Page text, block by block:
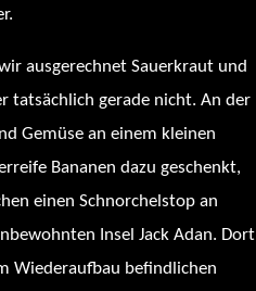
ausgerechnet Sauerkraut und
tatsächlich gerade nicht. An der
Gemüse an einem kleinen
Bananen dazu geschenkt,
einen Schnorchelstop an
Insel Jack Adan. Dort
Wiederaufbau befindlichen